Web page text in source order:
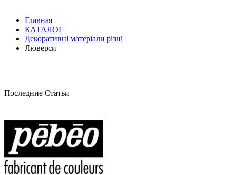
Главная
КАТАЛОГ
Декоративні матеріали різні
Люверси
Последние Статьи